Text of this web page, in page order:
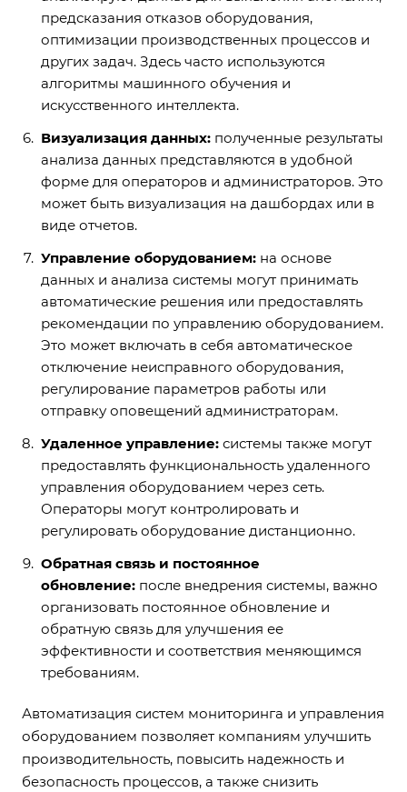
предсказания отказов оборудования,
оптимизации производственных процессов и
других задач. Здесь часто используются
алгоритмы машинного обучения и
искусственного интеллекта.
Визуализация данных: полученные результаты
анализа данных представляются в удобной
форме для операторов и администраторов. Это
может быть визуализация на дашбордах или в
виде отчетов.
Управление оборудованием: на основе
данных и анализа системы могут принимать
автоматические решения или предоставлять
рекомендации по управлению оборудованием.
Это может включать в себя автоматическое
отключение неисправного оборудования,
регулирование параметров работы или
отправку оповещений администраторам.
Удаленное управление: системы также могут
предоставлять функциональность удаленного
управления оборудованием через сеть.
Операторы могут контролировать и
регулировать оборудование дистанционно.
Обратная связь и постоянное
обновление: после внедрения системы, важно
организовать постоянное обновление и
обратную связь для улучшения ее
эффективности и соответствия меняющимся
требованиям.
Автоматизация систем мониторинга и управления
оборудованием позволяет компаниям улучшить
производительность, повысить надежность и
безопасность процессов, а также снизить